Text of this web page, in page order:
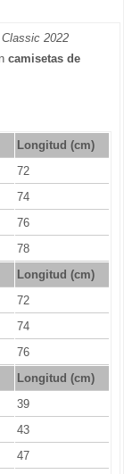
2022
camisetas de
Longitud (cm)
72
74
76
78
Longitud (cm)
72
74
76
Longitud (cm)
39
43
47